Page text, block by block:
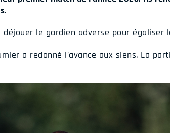
le gardien adverse pour égaliser
a redonné l’avance aux siens. La